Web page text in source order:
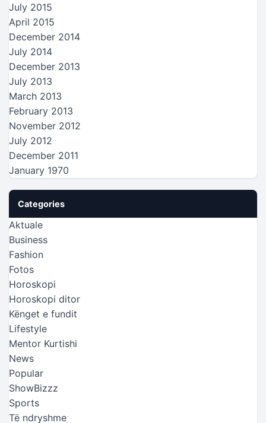
July 2015
April 2015
December 2014
July 2014
December 2013
July 2013
March 2013
February 2013
November 2012
July 2012
December 2011
January 1970
Categories
Aktuale
Business
Fashion
Fotos
Horoskopi
Horoskopi ditor
Kënget e fundit
Lifestyle
Mentor Kurtishi
News
Popular
ShowBizzz
Sports
Të ndryshme